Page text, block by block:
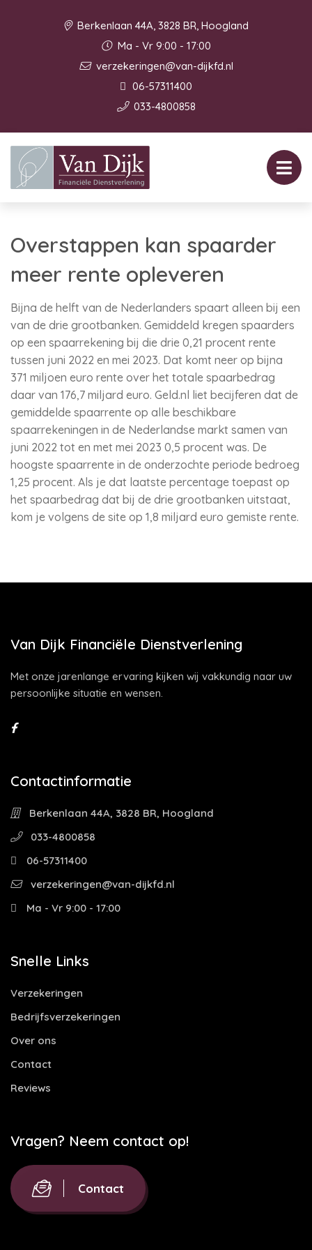
Berkenlaan 44A, 3828 BR, Hoogland
Ma - Vr 9:00 - 17:00
verzekeringen@van-dijkfd.nl
06-57311400
033-4800858
Overstappen kan spaarder
meer rente opleveren
Bijna de helft van de Nederlanders spaart alleen bij een
van de drie grootbanken. Gemiddeld kregen spaarders
op een spaarrekening bij die drie 0,21 procent rente
tussen juni 2022 en mei 2023. Dat komt neer op bijna
371 miljoen euro rente over het totale spaarbedrag
daar van 176,7 miljard euro. Geld.nl liet becijferen dat de
gemiddelde spaarrente op alle beschikbare
spaarrekeningen in de Nederlandse markt samen van
juni 2022 tot en met mei 2023 0,5 procent was. De
hoogste spaarrente in de onderzochte periode bedroeg
1,25 procent. Als je dat laatste percentage toepast op
het spaarbedrag dat bij de drie grootbanken uitstaat,
kom je volgens de site op 1,8 miljard euro gemiste rente.
Van Dijk Financiële Dienstverlening
Met onze jarenlange ervaring kijken wij vakkundig naar uw
persoonlijke situatie en wensen.
Contactinformatie
Berkenlaan 44A, 3828 BR, Hoogland
033-4800858
06-57311400
verzekeringen@van-dijkfd.nl
Ma - Vr 9:00 - 17:00
Snelle Links
Verzekeringen
Bedrijfsverzekeringen
Over ons
Contact
Reviews
Vragen? Neem contact op!
Contact